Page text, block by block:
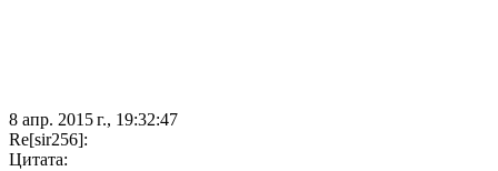
8 апр. 2015 г., 19:32:47
Re[sir256]:
Цитата: